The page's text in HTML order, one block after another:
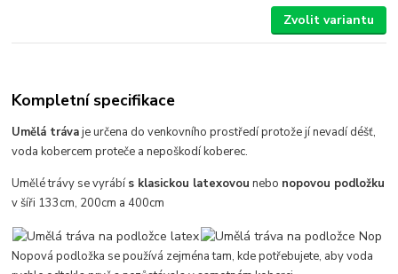
Zvolit variantu
Kompletní specifikace
Umělá trávaje určena do venkovního prostředí protože jí nevadí déšť,
voda kobercem proteče a nepoškodí koberec.
Umělé trávy se vyrábís klasickou latexovou nebo nopovou podložku
v šíři 133cm, 200cm a 400cm
Nopová podložka se používá zejména tam, kde potřebujete, aby voda